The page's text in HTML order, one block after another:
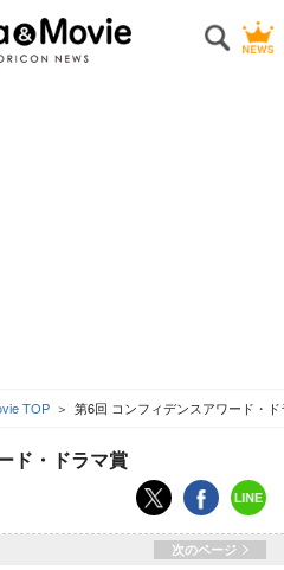
TOP 第6回 コンフィデンスアワード・
ド・ドラマ賞
次のページ